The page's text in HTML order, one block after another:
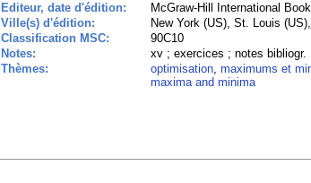
Editeur, date d'édition:
McGraw-Hill International
Ville(s) d'édition:
New York (US), St. Louis
Classification MSC:
90C10
Notes:
xv ; exercices ; notes
Thèmes:
optimisation, maximums et
maxima and minima